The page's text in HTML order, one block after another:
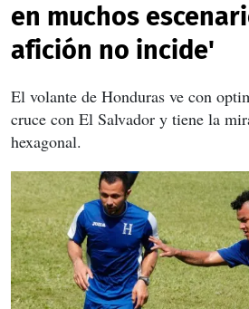
en muchos
afición no incide'
El volante de Honduras ve con
cruce con El Salvador y tiene la
hexagonal.